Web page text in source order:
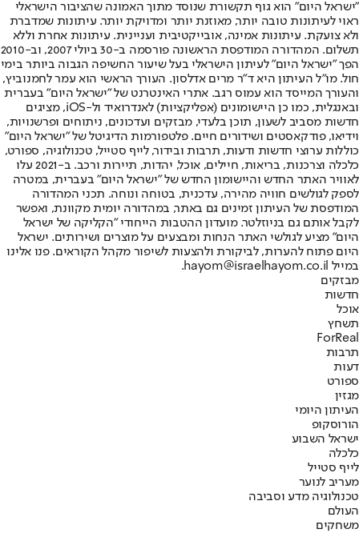
"ישראל היום" הוא גוף תקשורת שנוסד מתוך האמונה שהציבור הישראלי
ראוי לעיתונות טובה יותר, מאוזנת יותר ומדויקת יותר. עיתונות שמדברת
ולא צועקת. עיתונות אמינה, אובייקטיבית ועניינית. עיתונות אחרת וללא
תשלום. המהדורה המודפסת הראשונה פורסמה ב-30 ביולי 2007, וב-2010
הפך "ישראל היום" לעיתון הישראלי בעל שיעור החשיפה הגבוה ביותר בימי
חול. מו"ל העיתון היא ד"ר מרים אדלסון. העורך הראשי הוא עמר לחמנוביץ,
והעורך המייסד הוא עמוס רגב. אתרי האינטרנט של "ישראל היום" בעברית
ובאנגלית, כמו כן היישומונים (אפליקציות) לאנדרואיד ול-iOS, מציגים
חדשות מסביב לשעון, תוכן בלעדי, מבזקים ועדכונים, ניתוחים ופרשנויות,
וידיאו, פודקאסטים ושידורים חיים. פלטפורמות הדיגיטל של "ישראל היום"
כוללות ערוצי חדשות ודעות, תרבות ובידור, לייף סטייל, טכנולוגיה, ספורט,
כלכלה וצרכנות, בריאות, חיילים, אוכל, יהדות, תיירות ורכב. ב-2021 עלו
לאוויר האתר החדש והיישומון החדש של "ישראל היום" בעברית, במטרה
לספק לגולשים חוויה מהירה, עדכנית, בטוחה ונוחה. תכני המהדורה
המודפסת של העיתון זמינים גם באתר, במהדורה יומית מקוונת, ואפשר
לקבל אותם גם בניוזלטר. מועדון ההטבות הייחודי "הקליקה של ישראל
היום" מציע לגולשי האתר הנחות ומבצעים על מוצרים ושירותים. ישראל
היום פתוח להערות, לביקורת ולהצעות לשיפור מקהל הקוראים. פנו אלינו
במייל hayom@israelhayom.co.il.
מבזקים
חדשות
אוכל
תשחץ
ForReal
תרבות
דעות
ספורט
מגזין
העיתון היומי
הורוסקופ
ישראל השבוע
כלכלה
לייף סטייל
מעריב לנוער
טכנולוגיה מדע וסביבה
העולם
משחקים